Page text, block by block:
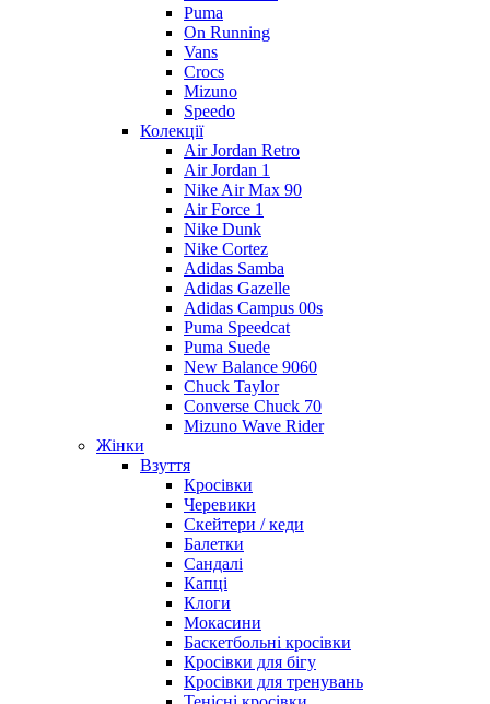
Puma
On Running
Vans
Crocs
Mizuno
Speedo
Колекції
Air Jordan Retro
Air Jordan 1
Nike Air Max 90
Air Force 1
Nike Dunk
Nike Cortez
Adidas Samba
Adidas Gazelle
Adidas Campus 00s
Puma Speedcat
Puma Suede
New Balance 9060
Chuck Taylor
Converse Chuck 70
Mizuno Wave Rider
Жінки
Взуття
Кросівки
Черевики
Скейтери / кеди
Балетки
Сандалі
Капці
Клоги
Мокасини
Баскетбольні кросівки
Кросівки для бігу
Кросівки для тренувань